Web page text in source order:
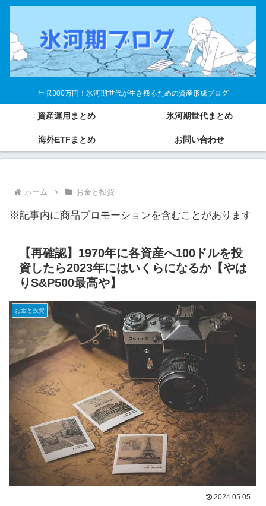
年収300万円！氷河期世代が生き残るための資産形成ブログ
資産運用まとめ 氷河期世代まとめ
海外ETFまとめ お問い合わせ
ホーム お金と投資
※記事内に商品プロモーションを含むことがあります
【再確認】1970年に各資産へ100ドルを投
資したら2023年にはいくらになるか【やは
りS&P500最高や】
お金と投資
2024.05.05